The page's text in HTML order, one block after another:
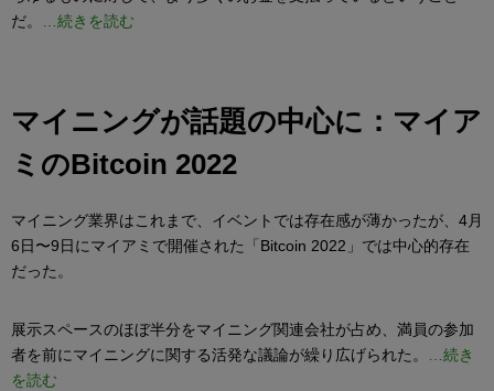
だ。
…続きを読む
マイニングが話題の中心に：マイア
ミのBitcoin 2022
マイニング業界はこれまで、イベントでは存在感が薄かったが、4月
6日〜9日にマイアミで開催された「Bitcoin 2022」では中心的存在
だった。
展示スペースのほぼ半分をマイニング関連会社が占め、満員の参加
者を前にマイニングに関する活発な議論が繰り広げられた。
…続き
を読む